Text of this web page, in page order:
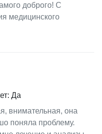
доброго! С
медицинского
Да
внимательная, она
поняла проблему.